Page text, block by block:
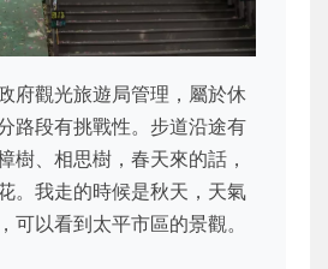
府觀光旅遊局管理，屬於休
路段有挑戰性。步道沿途有
樹、相思樹，春天來的話，
。我走的時候是秋天，天氣
可以看到太平市區的景觀。